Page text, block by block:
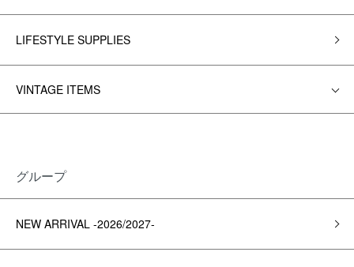
LIFESTYLE SUPPLIES
VINTAGE ITEMS
グループ
NEW ARRIVAL -2026/2027-